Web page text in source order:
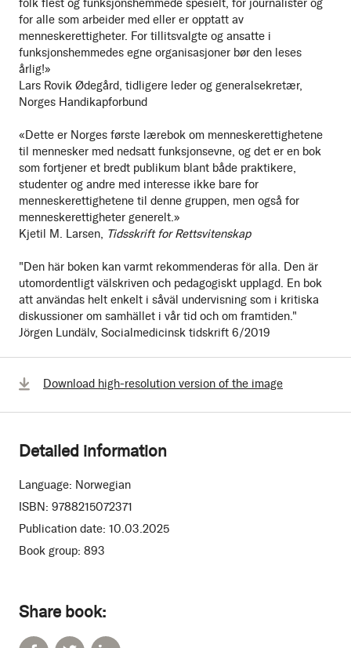
folk flest og funksjonshemmede spesielt, for journalister og
for alle som arbeider med eller er opptatt av
menneskerettigheter. For tillitsvalgte og ansatte i
funksjonshemmedes egne organisasjoner bør den leses
årlig!»
Lars Rovik Ødegård, tidligere leder og generalsekretær,
Norges Handikapforbund
«Dette er Norges første lærebok om menneskerettighetene
til mennesker med nedsatt funksjonsevne, og det er en bok
som fortjener et bredt publikum blant både praktikere,
studenter og andre med interesse ikke bare for
menneskerettighetene til denne gruppen, men også for
menneskerettigheter generelt.»
Kjetil M. Larsen, Tidsskrift for Rettsvitenskap
"Den här boken kan varmt rekommenderas för alla. Den är
utomordentligt välskriven och pedagogiskt upplagd. En bok
att användas helt enkelt i såväl undervisning som i kritiska
diskussioner om samhället i vår tid och om framtiden."
Jörgen Lundälv, Socialmedicinsk tidskrift 6/2019
Share book:
Download high-resolution version of the image
Detailed information
Language: Norwegian
ISBN: 9788215072371
Publication date: 10.03.2025
Book group: 893